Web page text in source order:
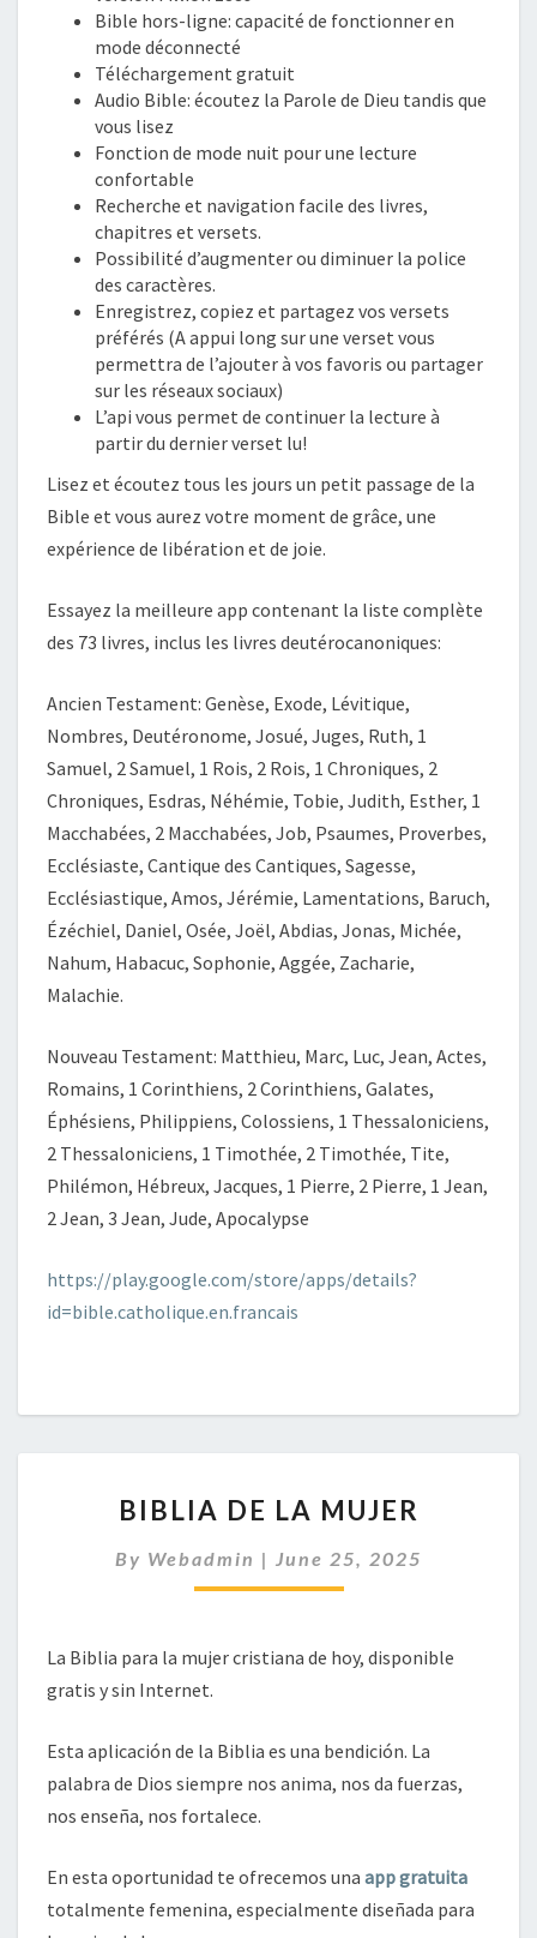
Bible hors-ligne: capacité de fonctionner en
mode déconnecté
Téléchargement gratuit
Audio Bible: écoutez la Parole de Dieu tandis que
vous lisez
Fonction de mode nuit pour une lecture
confortable
Recherche et navigation facile des livres,
chapitres et versets.
Possibilité d’augmenter ou diminuer la police
des caractères.
Enregistrez, copiez et partagez vos versets
préférés (A appui long sur une verset vous
permettra de l’ajouter à vos favoris ou partager
sur les réseaux sociaux)
L’api vous permet de continuer la lecture à
partir du dernier verset lu!
Lisez et écoutez tous les jours un petit passage de la
Bible et vous aurez votre moment de grâce, une
expérience de libération et de joie.
Essayez la meilleure app contenant la liste complète
des 73 livres, inclus les livres deutérocanoniques:
Ancien Testament: Genèse, Exode, Lévitique,
Nombres, Deutéronome, Josué, Juges, Ruth, 1
Samuel, 2 Samuel, 1 Rois, 2 Rois, 1 Chroniques, 2
Chroniques, Esdras, Néhémie, Tobie, Judith, Esther, 1
Macchabées, 2 Macchabées, Job, Psaumes, Proverbes,
Ecclésiaste, Cantique des Cantiques, Sagesse,
Ecclésiastique, Amos, Jérémie, Lamentations, Baruch,
Ézéchiel, Daniel, Osée, Joël, Abdias, Jonas, Michée,
Nahum, Habacuc, Sophonie, Aggée, Zacharie,
Malachie.
Nouveau Testament: Matthieu, Marc, Luc, Jean, Actes,
Romains, 1 Corinthiens, 2 Corinthiens, Galates,
Éphésiens, Philippiens, Colossiens, 1 Thessaloniciens,
2 Thessaloniciens, 1 Timothée, 2 Timothée, Tite,
Philémon, Hébreux, Jacques, 1 Pierre, 2 Pierre, 1 Jean,
2 Jean, 3 Jean, Jude, Apocalypse
https://play.google.com/store/apps/details?
id=bible.catholique.en.francais
DE
MUJER
BIBLIA DE LA MUJER
By Webadmin | June 25, 2025
La Biblia para la mujer cristiana de hoy, disponible
gratis y sin Internet.
Esta aplicación de la Biblia es una bendición. La
palabra de Dios siempre nos anima, nos da fuerzas,
nos enseña, nos fortalece.
En esta oportunidad te ofrecemos una app gratuita
totalmente femenina, especialmente diseñada para